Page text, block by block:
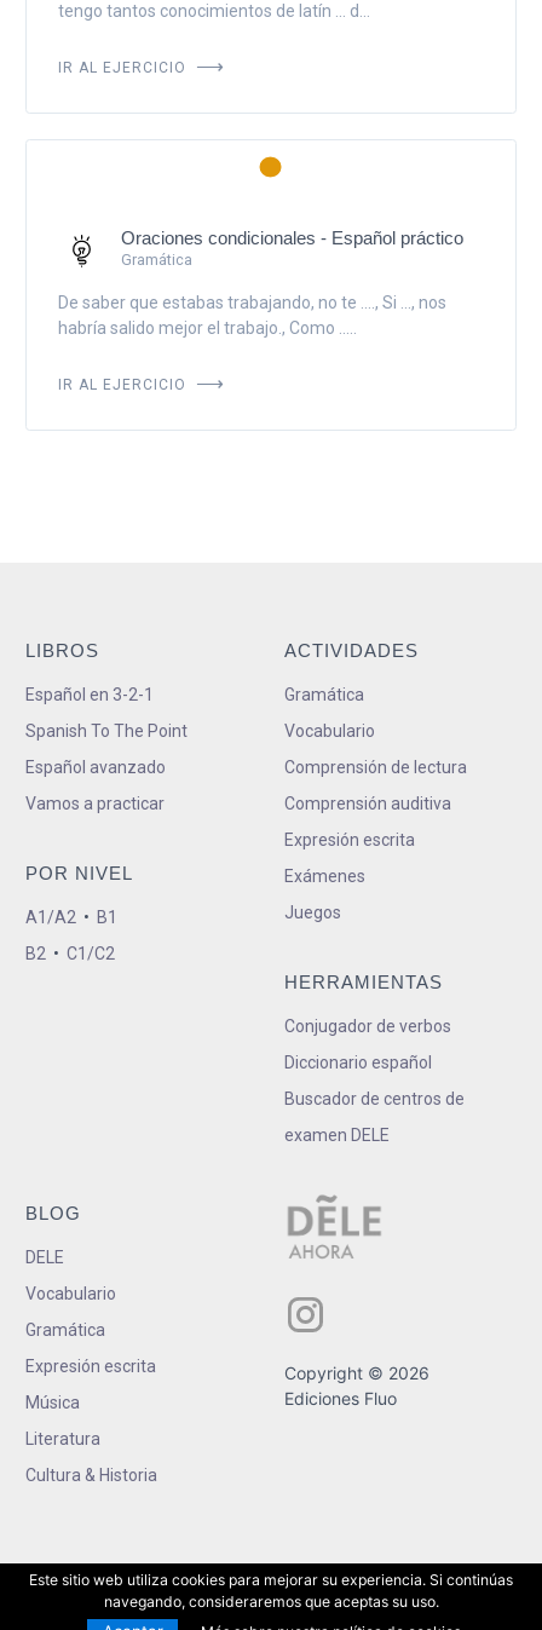
tengo tantos conocimientos de latín ... d...
IR AL EJERCICIO
Oraciones condicionales - Español práctico
Gramática
De saber que estabas trabajando, no te ...., Si ..., nos
habría salido mejor el trabajo., Como .....
IR AL EJERCICIO
LIBROS
Español en 3-2-1
Spanish To The Point
Español avanzado
Vamos a practicar
POR NIVEL
A1/A2 • B1
B2 • C1/C2
ACTIVIDADES
Gramática
Vocabulario
Comprensión de lectura
Comprensión auditiva
Expresión escrita
Exámenes
Juegos
HERRAMIENTAS
Conjugador de verbos
Diccionario español
Buscador de centros de
examen DELE
BLOG
DELE
Vocabulario
Gramática
Expresión escrita
Música
Literatura
Cultura & Historia
Copyright © 2026
Ediciones Fluo
Este sitio web utiliza cookies para mejorar su experiencia. Si continúas
navegando, consideraremos que aceptas su uso.